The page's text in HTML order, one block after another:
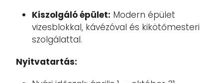
Kiszolgáló épület: Modern épület
vizesblokkal, kávézóval és kikötőmesteri
szolgálattal.
Nyitvatartás: